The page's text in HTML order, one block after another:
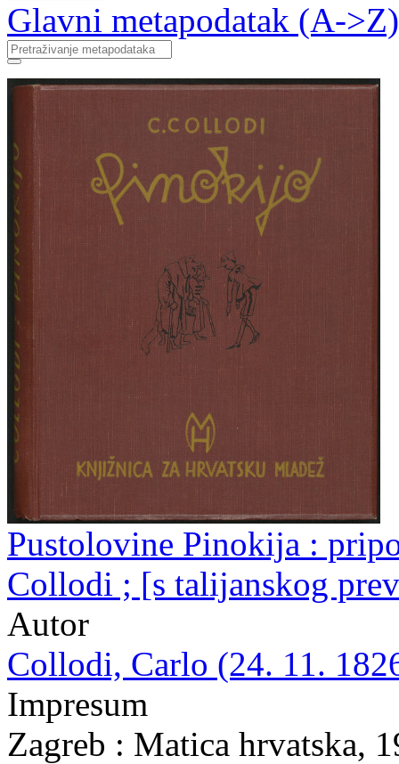
Glavni metapodatak (A->Z)
Pustolovine Pinokija :
Collodi ; [s talijanskog
Autor
Collodi, Carlo (24. 11.
Impresum
Zagreb : Matica hrvatska,